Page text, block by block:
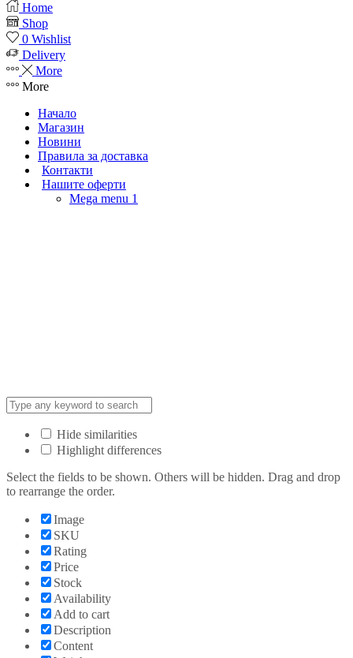
Home
Shop
0 Wishlist
Delivery
More
More
Начало
Магазин
Новини
Правила за доставка
Контакти
Нашите оферти
Mega menu 1
Hide similarities
Highlight differences
Select the fields to be shown. Others will be hidden. Drag and drop
to rearrange the order.
Image
SKU
Rating
Price
Stock
Availability
Add to cart
Description
Content